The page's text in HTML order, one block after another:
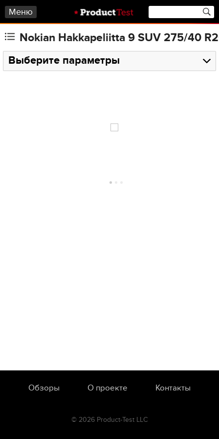
Меню
Nokian Hakkapeliitta 9 SUV 275/40
Выберите параметры
Обзоры О проекте Контакты
© 2026 Product-Test LLC